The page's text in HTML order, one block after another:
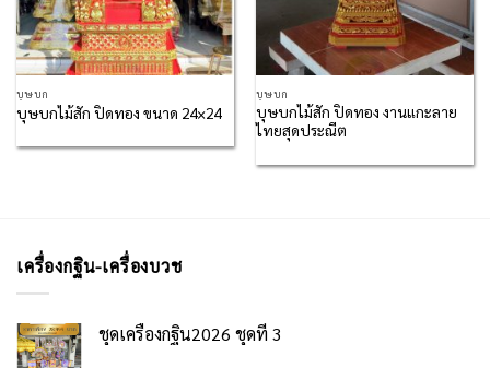
บุษบก
บุษบกไม้สัก ปิดทอง ขนาด 24×24
บุษบก
บุษบกไม้สัก ปิดทอง งานแกะลาย
ไทยสุดประณีต
เครื่องกฐิน-เครื่องบวช
ชุดเครื่องกฐิน2026 ชุดที่ 3